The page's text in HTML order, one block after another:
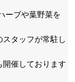
ーブや葉野菜を
タッフが常駐し
催しております